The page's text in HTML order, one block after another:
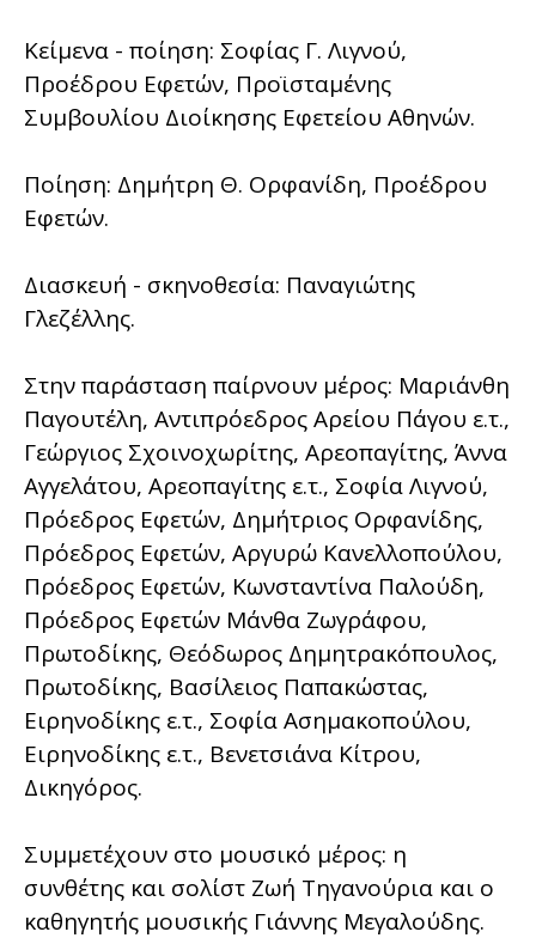
Κείμενα - ποίηση: Σοφίας Γ. Λιγνού,
Προέδρου Εφετών, Προϊσταμένης
Συμβουλίου Διοίκησης Εφετείου Αθηνών.
Ποίηση: Δημήτρη Θ. Ορφανίδη, Προέδρου
Εφετών.
Διασκευή - σκηνοθεσία: Παναγιώτης
Γλεζέλλης.
Στην παράσταση παίρνουν μέρος: Μαριάνθη
Παγουτέλη, Αντιπρόεδρος Αρείου Πάγου ε.τ.,
Γεώργιος Σχοινοχωρίτης, Αρεοπαγίτης, Άννα
Αγγελάτου, Αρεοπαγίτης ε.τ., Σοφία Λιγνού,
Πρόεδρος Εφετών, Δημήτριος Ορφανίδης,
Πρόεδρος Εφετών, Αργυρώ Κανελλοπούλου,
Πρόεδρος Εφετών, Κωνσταντίνα Παλούδη,
Πρόεδρος Εφετών Μάνθα Ζωγράφου,
Πρωτοδίκης, Θεόδωρος Δημητρακόπουλος,
Πρωτοδίκης, Βασίλειος Παπακώστας,
Ειρηνοδίκης ε.τ., Σοφία Ασημακοπούλου,
Ειρηνοδίκης ε.τ., Βενετσιάνα Κίτρου,
Δικηγόρος.
Συμμετέχουν στο μουσικό μέρος: η
συνθέτης και σολίστ Ζωή Τηγανούρια και ο
καθηγητής μουσικής Γιάννης Μεγαλούδης.